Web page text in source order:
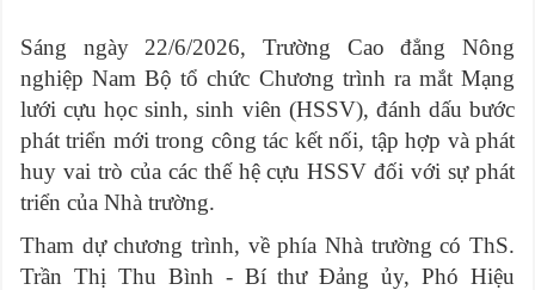
Sáng ngày 22/6/2026, Trường Cao đẳng Nông
nghiệp Nam Bộ tổ chức Chương trình ra mắt Mạng
lưới cựu học sinh, sinh viên (HSSV), đánh dấu bước
phát triển mới trong công tác kết nối, tập hợp và phát
huy vai trò của các thế hệ cựu HSSV đối với sự phát
triển của Nhà trường.
Tham dự chương trình, về phía Nhà trường có ThS.
Trần Thị Thu Bình - Bí thư Đảng ủy, Phó Hiệu